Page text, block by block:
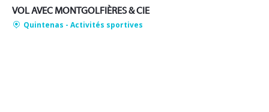
VOL AVEC MONTGOLFIÈRES & CIE
Quintenas - Activités sportives